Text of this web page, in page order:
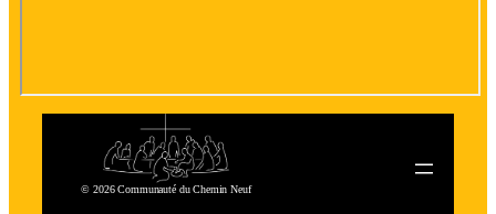
© 2026 Communauté du Chemin Neuf